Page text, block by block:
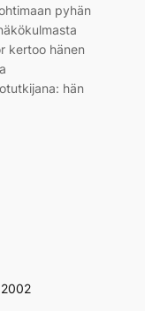
pyhän
kertoo hänen
hän